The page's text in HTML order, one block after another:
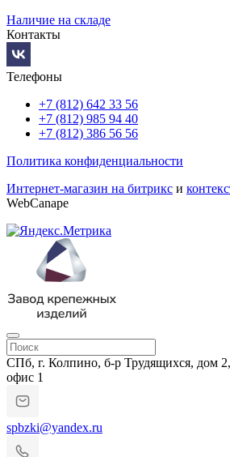
Наличие на складе
Контакты
Телефоны
+7 (812) 642 33 56
+7 (812) 985 94 40
+7 (812) 386 56 56
Политика конфиденциальности
Интернет-магазин на битрикс и
WebCanape
СПб, г. Колпино, б-р Трудящихся, дом
офис 1
spbzki@yandex.ru